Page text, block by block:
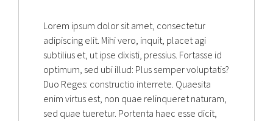
Lorem ipsum dolor sit amet, consectetur
adipiscing elit. Mihi vero, inquit, placet agi
subtilius et, ut ipse dixisti, pressius. Fortasse id
optimum, sed ubi illud: Plus semper voluptatis?
Duo Reges: constructio interrete. Quaesita
enim virtus est, non quae relinqueret naturam,
sed quae tueretur. Portenta haec esse dicit,